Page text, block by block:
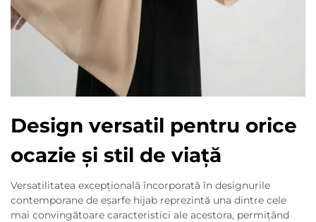
Design versatil pentru orice
ocazie și stil de viață
Versatilitatea excepțională încorporată în designurile
contemporane de eșarfe hijab reprezintă una dintre cele
mai convingătoare caracteristici ale acestora, permițând